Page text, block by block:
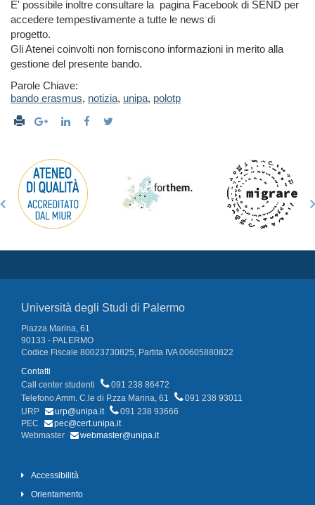
E' possibile inoltre consultare la pagina Facebook di SEND per
accedere tempestivamente a tutte le news di
progetto.
Gli Atenei coinvolti non forniscono informazioni in merito alla
gestione del presente bando.
Parole Chiave:
bando erasmus, notizia, unipa, polotp
Università degli Studi di Palermo
Piazza Marina, 61
90133 - PALERMO
Codice Fiscale 80023730825, Partita IVA 00605880822
Contatti
Call center studenti
091 238 86472
Telefono Amm. C.le di P.zza Marina, 61
091 238 93011
URP
urp@unipa.it
091 238 93666
PEC
pec@cert.unipa.it
Webmaster
webmaster@unipa.it
Accessibilità
Orientamento